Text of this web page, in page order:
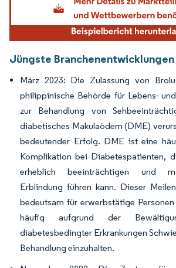
Jüngste Branchenentwicklungen
März 2023: Die Zulassung von
philippinische Behörde für Lebens-
zur Behandlung von
diabetisches Makulaödem (DME)
bedeutender Erfolg. DME ist eine
Komplikation bei Diabetespatienten,
erheblich beeinträchtigen und
Erblindung führen kann. Dieser
bedeutsam für erwerbstätige
häufig aufgrund der
diabetesbedingter Erkrankungen
Behandlung einzuhalten.